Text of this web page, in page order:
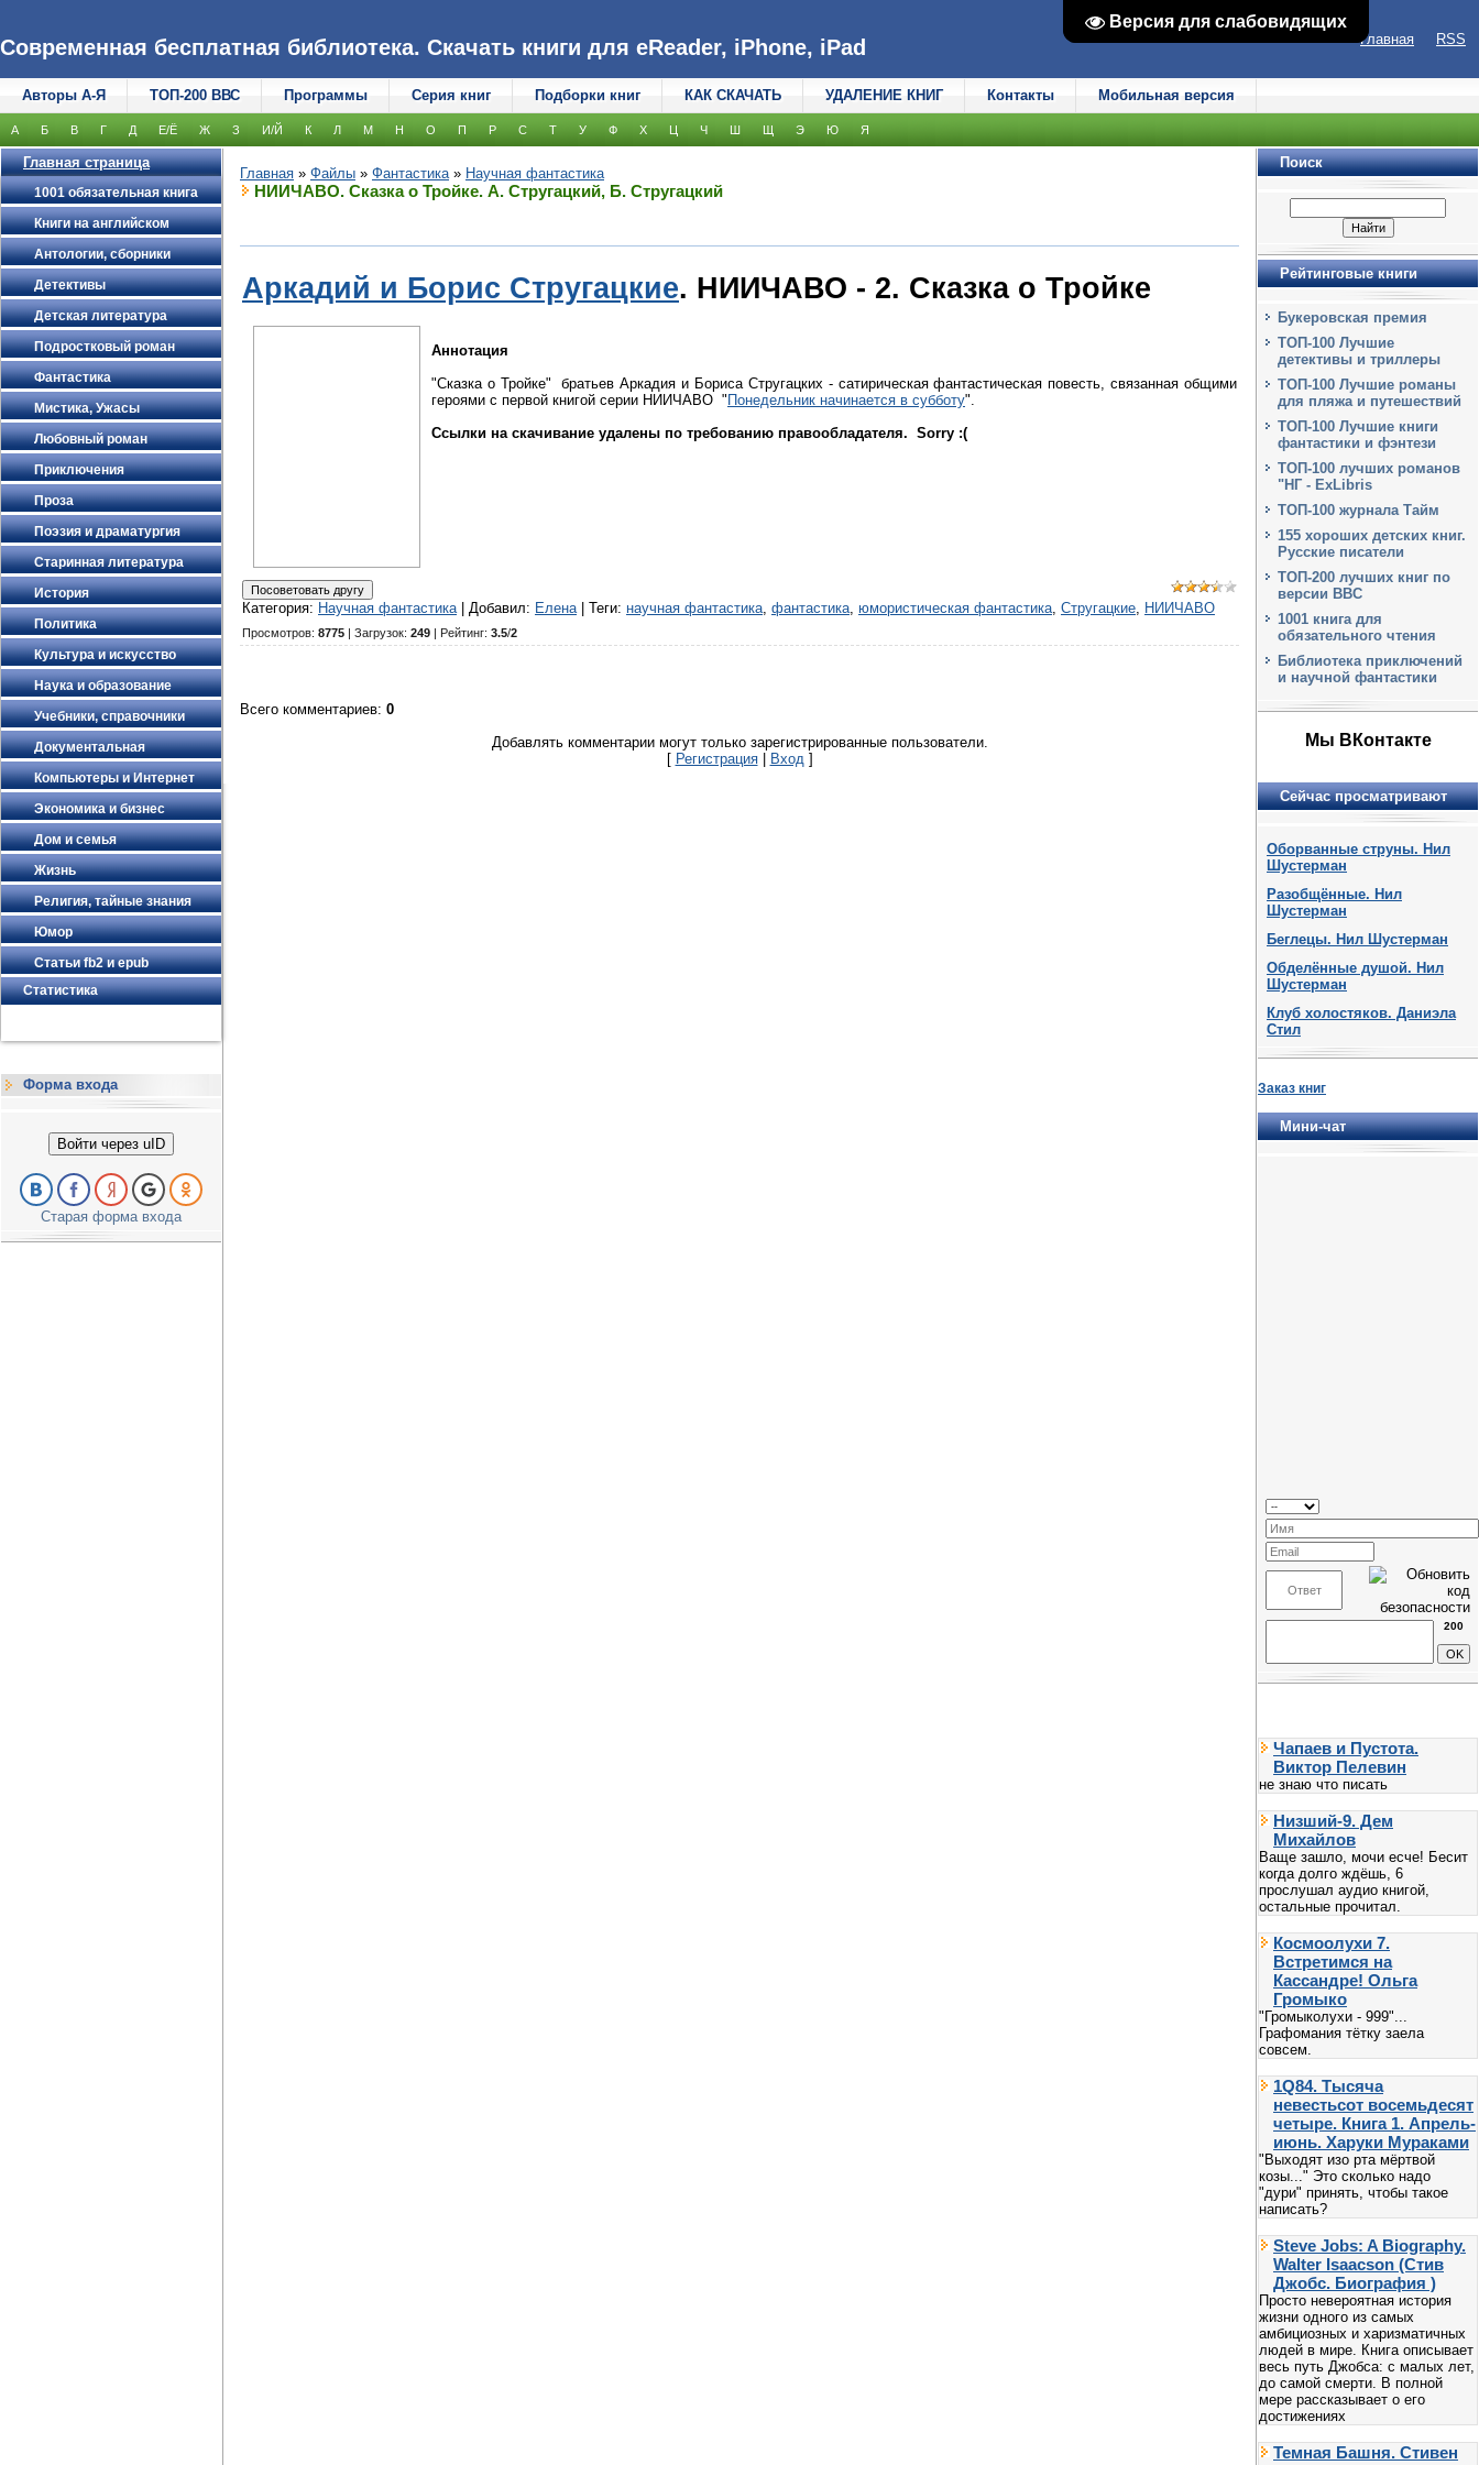
Версия для слабовидящих
Версия для слабовидящих
Современная бесплатная библиотека. Скачать книги для eReader, iPhone, iPad Главная RSS
Авторы А-Я ТОП-200 ВВС Программы Серия книг Подборки книг КАК СКАЧАТЬ УДАЛЕНИЕ КНИГ Контакты Мобильная версия
А Б В Г Д Е/Ё Ж З И/Й К Л М Н О П Р С Т У Ф Х Ц Ч Ш Щ Э Ю Я
Главная страница
1001 обязательная книга
Книги на английском
Антологии, сборники
Детективы
Детская литература
Подростковый роман
Фантастика
Мистика, Ужасы
Любовный роман
Приключения
Проза
Поэзия и драматургия
Старинная литература
История
Политика
Культура и искусство
Наука и образование
Учебники, справочники
Документальная
Компьютеры и Интернет
Экономика и бизнес
Дом и семья
Жизнь
Религия, тайные знания
Юмор
Статьи fb2 и epub
Статистика
Форма входа
Войти через uID
Старая форма входа
Главная » Файлы » Фантастика» Научная фантастика
НИИЧАВО. Сказка о Тройке. А. Стругацкий, Б. Стругацкий
Аркадий и Борис Стругацкие. НИИЧАВО - 2. Сказка о Тройке
Аннотация
"Сказка о Тройке" братьев Аркадия и Бориса Стругацких - сатирическая фантастическая повесть, связанная общими
героями с первой книгой серии НИИЧАВО "Понедельник начинается в субботу".
Ссылки на скачивание удалены по требованию правообладателя. Sorry :(
Категория: Научная фантастика| Добавил: Елена| Теги: научная фантастика, фантастика, юмористическая фантастика, Стругацкие, НИИЧАВО
Просмотров: 8775 | Загрузок: 249 | Рейтинг: 3.5/2
Всего комментариев: 0
Добавлять комментарии могут только зарегистрированные пользователи.
[ Регистрация| Вход]
Поиск
Рейтинговые книги
Букеровская премия
ТОП-100 Лучшие
детективы и триллеры
ТОП-100 Лучшие романы
для пляжа и путешествий
ТОП-100 Лучшие книги
фантастики и фэнтези
ТОП-100 лучших романов
"НГ - ExLibris
ТОП-100 журнала Тайм
155 хороших детских книг.
Русские писатели
ТОП-200 лучших книг по
версии BBC
1001 книга для
обязательного чтения
Библиотека приключений
и научной фантастики
Мы ВКонтакте
Сейчас просматривают
Оборванные струны. Нил
Шустерман
Разобщённые. Нил
Шустерман
Беглецы. Нил Шустерман
Обделённые душой. Нил
Шустерман
Клуб холостяков. Даниэла
Стил
Заказ книг
Мини-чат
200
Чапаев и Пустота.
Виктор Пелевин
не знаю что писать
Низший-9. Дем
Михайлов
Ваще зашло, мочи есче! Бесит
когда долго ждёшь, 6
прослушал аудио книгой,
остальные прочитал.
Космоолухи 7.
Встретимся на
Кассандре! Ольга
Громыко
"Громыколухи - 999"...
Графомания тётку заела
совсем.
1Q84. Тысяча
невестьсот восемьдесят
четыре. Книга 1. Апрель-
июнь. Харуки Мураками
"Выходят изо рта мёртвой
козы..." Это сколько надо
"дури" принять, чтобы такое
написать?
Steve Jobs: A Biography.
Walter Isaacson (Стив
Джобс. Биография )
Просто невероятная история
жизни одного из самых
амбициозных и харизматичных
людей в мире. Книга описывает
весь путь Джобса: с малых лет,
до самой смерти. В полной
мере рассказывает о его
достижениях
Темная Башня. Стивен